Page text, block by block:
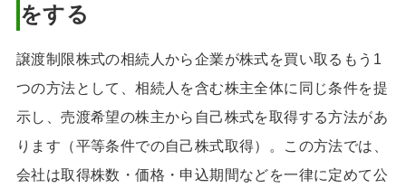
をする
譲渡制限株式の相続人から企業が株式を買い取るもう1
つの方法として、相続人を含む株主全体に同じ条件を提
示し、売渡希望の株主から自己株式を取得する方法があ
ります（平等条件での自己株式取得）。この方法では、
会社は取得株数・価格・申込期間などを一律に定めて公